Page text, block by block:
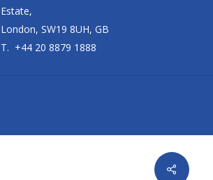
Estate,
London, SW19 8UH, GB
T. +44 20 8879 1888